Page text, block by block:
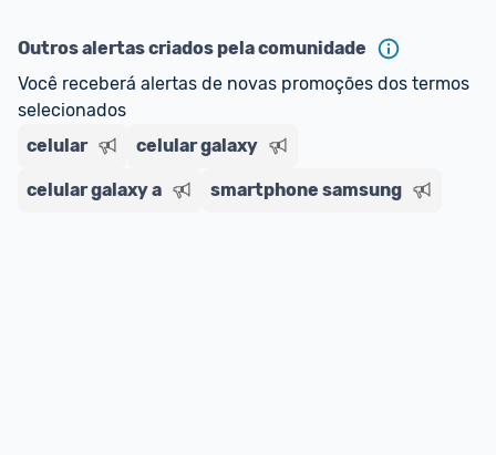
Outros alertas criados pela comunidade
Você receberá alertas de novas promoções dos termos
selecionados
celular
celular galaxy
celular galaxy a smartphone samsung